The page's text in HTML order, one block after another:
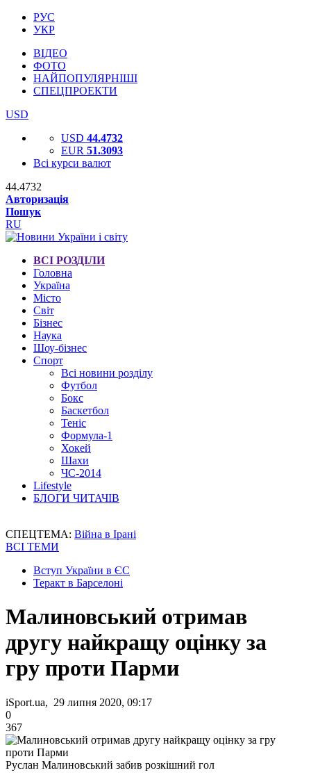
РУС
УКР
ВІДЕО
ФОТО
НАЙПОПУЛЯРНІШІ
СПЕЦПРОЕКТИ
USD
USD 44.4732
EUR 51.3093
Всі курси валют
44.4732
Авторизація
Пошук
RU
ВСІ РОЗДІЛИ
Головна
Україна
Місто
Світ
Бізнес
Наука
Шоу-бізнес
Спорт
Всі новини розділу
Футбол
Бокс
Баскетбол
Теніс
Формула-1
Хокей
Шахи
ЧС-2014
Lifestyle
БЛОГИ ЧИТАЧІВ
СПЕЦТЕМА: Війна в Ірані
ВСІ ТЕМИ
Вступ України в ЄС
Теракт в Барселоні
Малиновський отримав
другу найкращу оцінку за
гру проти Парми
iSport.ua, 29 липня 2020, 09:17
0
367
Руслан Малиновський забив розкішний гол